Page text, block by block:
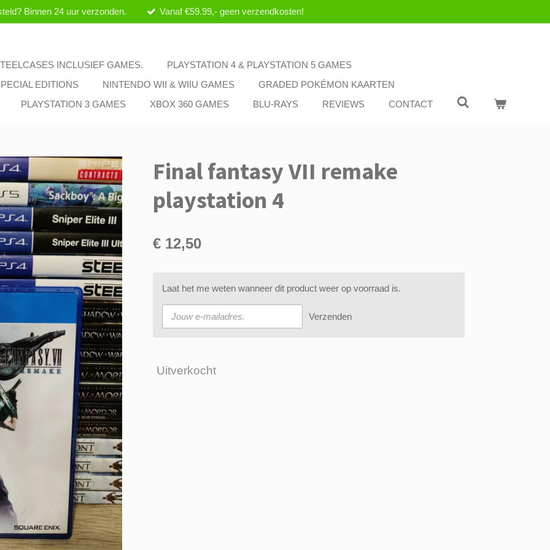
Binnen 24 uur verzonden. Vanaf €59.99,- geen verzendkosten!
INCLUSIEF GAMES.
PLAYSTATION 4 & PLAYSTATION 5 GAMES
EDITIONS NINTENDO WII & WIIU GAMES
GRADED POKÉMON KAARTEN
PLAYSTATION 3 GAMES XBOX 360 GAMES BLU-RAYS REVIEWS CONTACT
Final fantasy VII remake
playstation 4
€ 12,50
Laat het me weten wanneer dit product weer op voorraad is.
Verzenden
Uitverkocht